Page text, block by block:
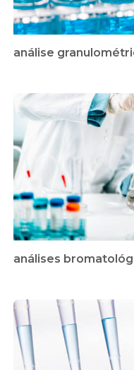
análise
análises